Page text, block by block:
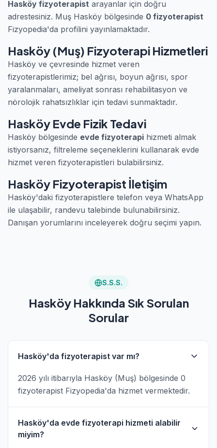
Hasköy fizyoterapist arayanlar için doğru
adrestesiniz. Muş Hasköy bölgesinde 0 fizyoterapist
Fizyopedia'da profilini yayınlamaktadır.
Hasköy (Muş) Fizyoterapi Hizmetleri
Hasköy ve çevresinde hizmet veren
fizyoterapistlerimiz; bel ağrısı, boyun ağrısı, spor
yaralanmaları, ameliyat sonrası rehabilitasyon ve
nörolojik rahatsızlıklar için tedavi sunmaktadır.
Hasköy Evde Fizik Tedavi
Hasköy bölgesinde evde fizyoterapi hizmeti almak
istiyorsanız, filtreleme seçeneklerini kullanarak evde
hizmet veren fizyoterapistleri bulabilirsiniz.
Hasköy Fizyoterapist İletişim
Hasköy'daki fizyoterapistlere telefon veya WhatsApp
ile ulaşabilir, randevu talebinde bulunabilirsiniz.
Danışan yorumlarını inceleyerek doğru seçimi yapın.
S.S.S.
Hasköy Hakkında Sık Sorulan
Sorular
Hasköy'da fizyoterapist var mı?
2026 yılı itibarıyla Hasköy (Muş) bölgesinde 0
fizyoterapist Fizyopedia'da hizmet vermektedir.
Hasköy'da evde fizyoterapi hizmeti alabilir
miyim?